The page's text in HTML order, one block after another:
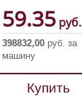
59.35 руб.
398832,00 руб. за
машину
Купить